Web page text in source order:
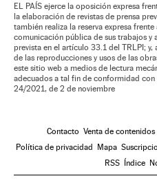
EL PAÍS ejerce la oposición expresa
la elaboración de revistas de prensa
también realiza la reserva expresa
comunicación pública de sus trabajos y
prevista en el artículo 33.1 del TRLPI; y,
de las reproducciones y usos de las
este sitio web a medios de lectura
adecuados a tal fin de conformidad
24/2021, de 2 de noviembre
Contacto Venta de contenidos
Política de privacidad Mapa
RSS Índice